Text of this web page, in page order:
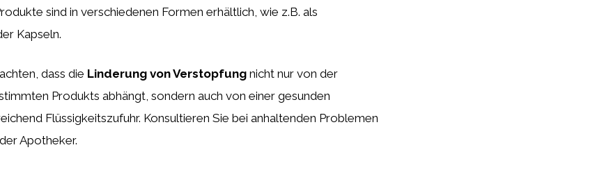
sind in verschiedenen Formen erhältlich, wie z.B. als
Kapseln.
dass die Linderung von Verstopfung nicht nur von der
Produkts abhängt, sondern auch von einer gesunden
Flüssigkeitszufuhr. Konsultieren Sie bei anhaltenden Problemen
Apotheker.